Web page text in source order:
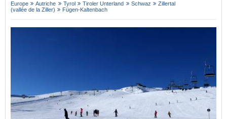
Europe Autriche Tyrol Tiroler Unterland Schwaz
Zillertal
(vallée de la Ziller)
Fügen-Kaltenbach